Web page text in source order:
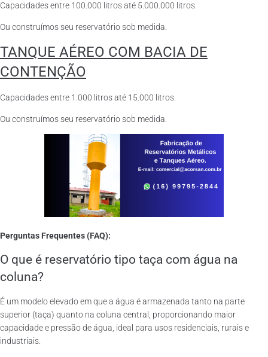
Capacidades entre 100.000 litros até 5.000.000 litros.
Ou construímos seu reservatório sob medida.
TANQUE AÉREO COM BACIA DE
CONTENÇÃO
Capacidades entre 1.000 litros até 15.000 litros.
Ou construímos seu reservatório sob medida.
Perguntas Frequentes (FAQ):
O que é reservatório tipo taça com água na
coluna?
É um modelo elevado em que a água é armazenada tanto na parte
superior (taça) quanto na coluna central, proporcionando maior
capacidade e pressão de água, ideal para usos residenciais, rurais e
industriais.